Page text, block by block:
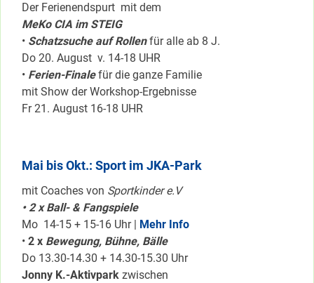
Der Ferienendspurt mit dem
MeKo CIA im STEIG
• Schatzsuche auf Rollenfür alle ab 8 J.
Do 20. August v. 14-18 UHR
• Ferien-Finalefür die ganze Familie
mit Show der Workshop-Ergebnisse
Fr 21. August 16-18 UHR
Mai bis Okt.: Sport im JKA-Park
mit Coaches von Sportkinder e.V
• 2 x Ball- & Fangspiele
Mo 14-15 + 15-16 Uhr | Mehr Info
• 2 x Bewegung, Bühne, Bälle
Do 13.30-14.30 + 14.30-15.30 Uhr
Jonny K.-Aktivpark zwischen